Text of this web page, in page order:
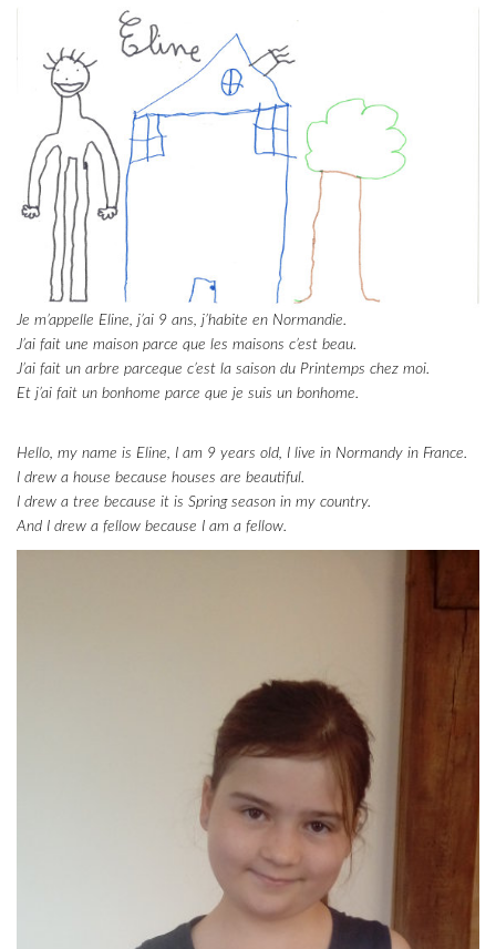
Je m’appelle Eline, j’ai 9 ans, j’habite en Normandie.
J’ai fait une maison parce que les maisons c’est beau.
J’ai fait un arbre parceque c’est la saison du Printemps chez moi.
Et j’ai fait un bonhome parce que je suis un bonhome.
Hello, my name is Eline, I am 9 years old, I live in Normandy in France.
I drew a house because houses are beautiful.
I drew a tree because it is Spring season in my country.
And I drew a fellow because I am a fellow.